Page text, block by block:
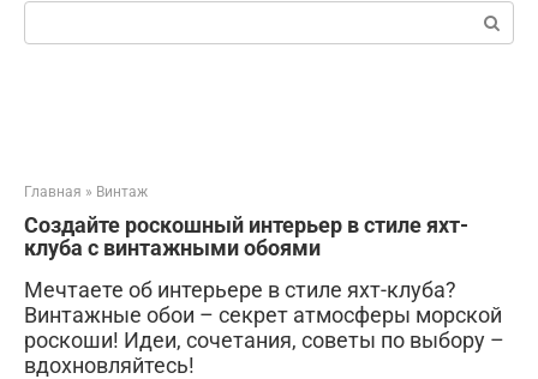
Поиск:
Главная » Винтаж
Создайте роскошный интерьер в стиле яхт-
клуба с винтажными обоями
Мечтаете об интерьере в стиле яхт-клуба?
Винтажные обои – секрет атмосферы морской
роскоши! Идеи, сочетания, советы по выбору –
вдохновляйтесь!